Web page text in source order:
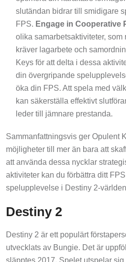
slutändan bidrar till smidigare
FPS. Engage in Cooperative
olika samarbetsaktiviteter, som
kräver lagarbete och
Keys för att delta i dessa
din övergripande
öka din FPS. Att spela med
kan säkerställa effektivt
leder till jämnare prestanda.
Sammanfattningsvis ger Opulent
möjligheter till mer än bara att
att använda dessa nycklar
aktiviteter kan du förbättra ditt
spelupplevelse i Destiny 2-världen.
Destiny 2
Destiny 2 är ett populärt
utvecklats av Bungie. Det är
släpptes 2017. Spelet utspelar